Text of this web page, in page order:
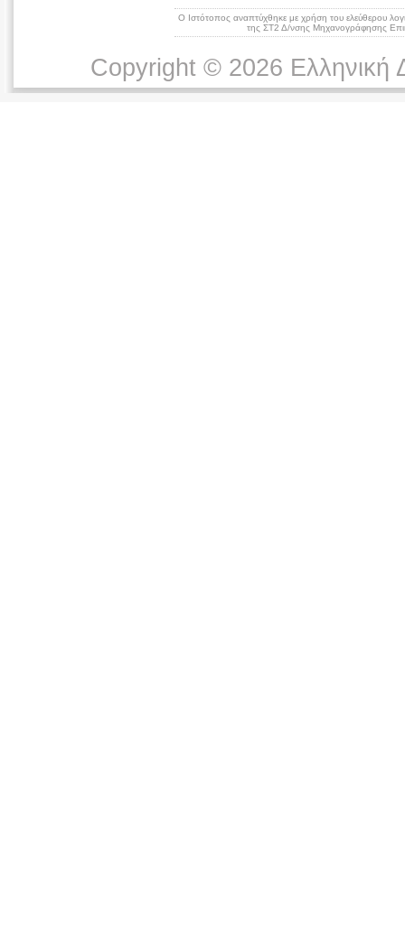
Ο Ιστότοπος αναπτύχθηκε με χρήση του ελεύθερου
της ΣΤ2 Δ/νσης Μηχανογράφησης
Copyright © 2026